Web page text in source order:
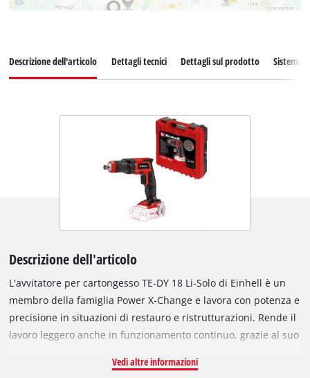
Descrizione dell'articolo Dettagli tecnici Dettagli sul prodotto Sistema
Descrizione dell'articolo
L'avvitatore per cartongesso TE-DY 18 Li-Solo di Einhell è un
membro della famiglia Power X-Change e lavora con potenza e
precisione in situazioni di restauro e ristrutturazioni. Rende il
lavoro leggero anche in funzionamento continuo, grazie al suo
Battuta di profondità regolabile con precisione. Il
Vedi altre informazioni